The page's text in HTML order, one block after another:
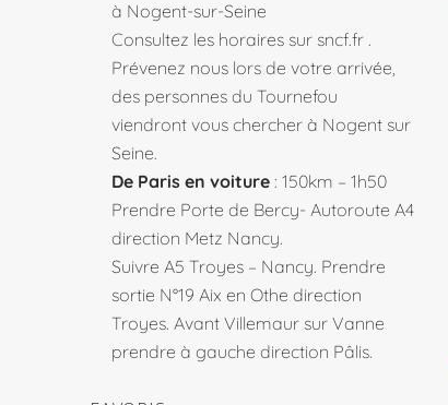
à Nogent-sur-Seine
Consultez les horaires sur sncf.fr .
Prévenez nous lors de votre arrivée,
des personnes du Tournefou
viendront vous chercher à Nogent sur
Seine.
De Paris en voiture : 150km – 1h50
Prendre Porte de Bercy- Autoroute A4
direction Metz Nancy.
Suivre A5 Troyes – Nancy. Prendre
sortie N°19 Aix en Othe direction
Troyes. Avant Villemaur sur Vanne
prendre à gauche direction Pâlis.